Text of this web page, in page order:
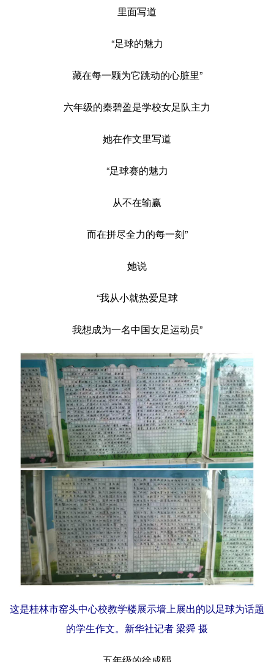
里面写道
“足球的魅力
藏在每一颗为它跳动的心脏里”
六年级的秦碧盈是学校女足队主力
她在作文里写道
“足球赛的魅力
从不在输赢
而在拼尽全力的每一刻”
她说
“我从小就热爱足球
我想成为一名中国女足运动员”
这是桂林市窑头中心校教学楼展示墙上展出的以足球为话题
的学生作文。新华社记者 梁舜 摄